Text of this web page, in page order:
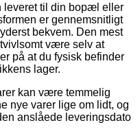
leveret til din bopæl eller
er gennemsnitligt
bekvem. Den mest
være selv at
på at du fysisk befinder
lager.
kan være temmelig
nye varer lige om lidt, og
anslåede leveringsdato